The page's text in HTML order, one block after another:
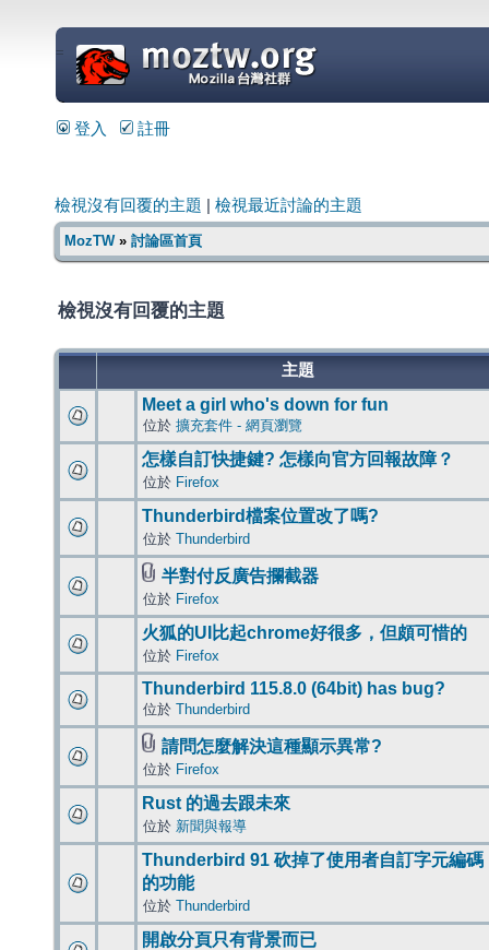
=
登入 註冊
檢視沒有回覆的主題 檢視最近討論的主題
MozTW» 討論區首頁
檢視沒有回覆的主題
主題
Meet a girl who's down for fun
位於 擴充套件 - 網頁瀏覽
怎樣自訂快捷鍵? 怎樣向官方回報故障？
位於 Firefox
Thunderbird檔案位置改了嗎?
位於 Thunderbird
半對付反廣告攔截器
位於 Firefox
火狐的UI比起chrome好很多，但頗可惜的
位於 Firefox
Thunderbird 115.8.0 (64bit) has bug?
位於 Thunderbird
請問怎麼解決這種顯示異常?
位於 Firefox
Rust 的過去跟未來
位於 新聞與報導
Thunderbird 91 砍掉了使用者自訂字元編碼
的功能
位於 Thunderbird
開啟分頁只有背景而已